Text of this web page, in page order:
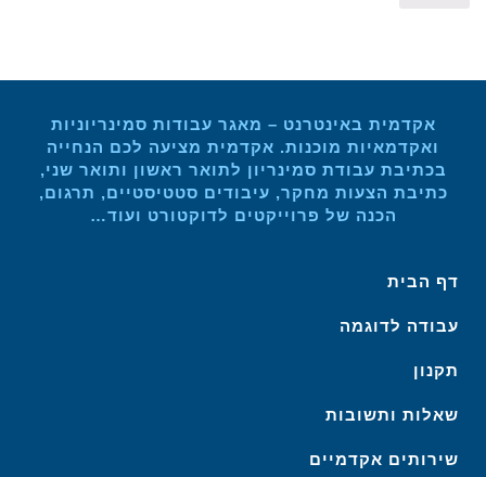
אקדמית באינטרנט – מאגר עבודות סמינריוניות
ואקדמאיות מוכנות. אקדמית מציעה לכם הנחייה
בכתיבת עבודת סמינריון לתואר ראשון ותואר שני,
כתיבת הצעות מחקר, עיבודים סטטיסטיים, תרגום,
הכנה של פרוייקטים לדוקטורט ועוד…
דף הבית
עבודה לדוגמה
תקנון
שאלות ותשובות
שירותים אקדמיים